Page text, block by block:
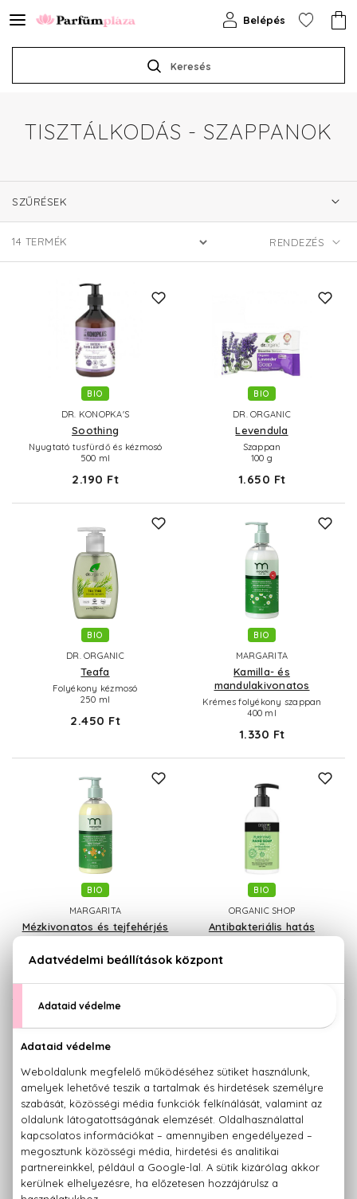
Keresés
Belépés
TISZTÁLKODÁS - SZAPPANOK
SZŰRÉSEK
14 TERMÉK
BIO
DR. KONOPKA'S
Soothing
Nyugtató tusfürdő és kézmosó
500 ml
2.190 Ft
BIO
DR. ORGANIC
Levendula
Szappan
100 g
1.650 Ft
BIO
DR. ORGANIC
Teafa
Folyékony kézmosó
250 ml
2.450 Ft
BIO
MARGARITA
Kamilla- és
mandulakivonatos
Krémes folyékony szappan
400 ml
1.330 Ft
BIO
MARGARITA
Mézkivonatos és tejfehérjés
400 ml
BIO
ORGANIC SHOP
Antibakteriális hatás
BIO
ORGANIC SHOP
Botanical Dreams
Tápláló folyékony szappan
500 ml
BIO
ORGANIC SHOP
Citromos macaron
Tápláló folyékony szappan